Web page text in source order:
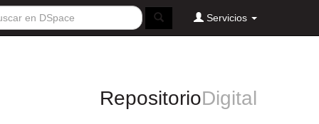
Servicios
RepositorioDigital